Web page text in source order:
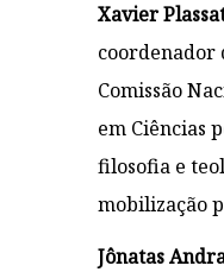
Xavier
coordenador
Comissão
em Ciências
filosofia e
mobilização
Jônatas